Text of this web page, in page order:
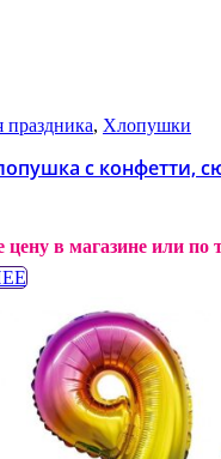
праздника, Хлопушки
с конфетти,
цену в магазине или по